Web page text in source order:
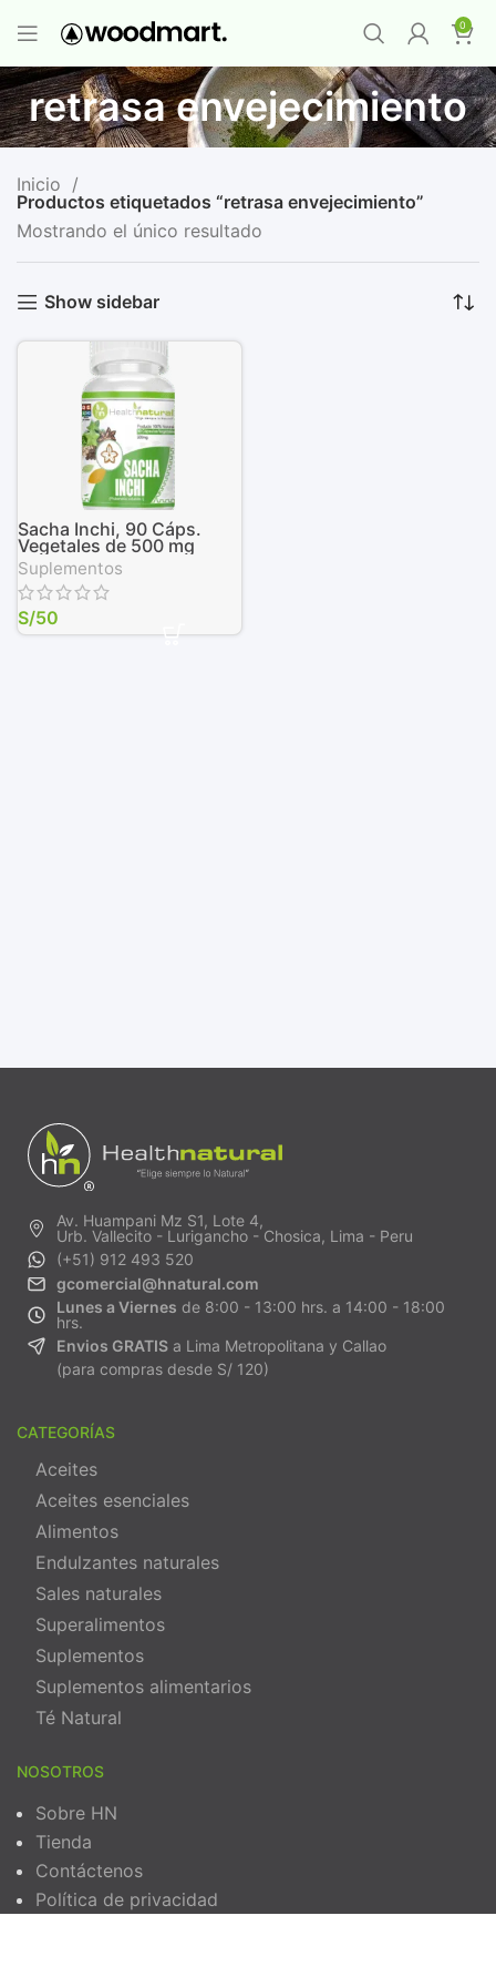
0
retrasa envejecimiento
Inicio
Productos etiquetados “retrasa envejecimiento”
Mostrando el único resultado
Show sidebar
Sacha Inchi, 90 Cáps.
Vegetales de 500 mg
Suplementos
S/50
Av. Huampani Mz S1, Lote 4,
Urb. Vallecito - Lurigancho - Chosica, Lima - Peru
(+51) 912 493 520
gcomercial@hnatural.com
Lunes a Viernes de 8:00 - 13:00 hrs. a 14:00 - 18:00
hrs.
Envios GRATIS a Lima Metropolitana y Callao
(para compras desde S/ 120)
CATEGORÍAS
Aceites
Aceites esenciales
Alimentos
Endulzantes naturales
Sales naturales
Superalimentos
Suplementos
Suplementos alimentarios
Té Natural
NOSOTROS
Sobre HN
Tienda
Contáctenos
Política de privacidad
Premium-Compra 12 unidades y llévate 1
GRATIS ¡LO QUIERO YA